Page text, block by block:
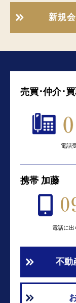
新規
売買･仲介･
電話
携帯 加藤
電話に出
不動